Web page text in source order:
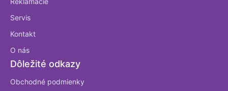
Servis
Kontakt
O nás
Dôležité odkazy
Obchodné podmienky